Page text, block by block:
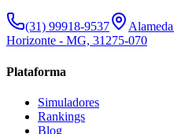
(31) 99918-9537
Horizonte - MG, 31275-070
Plataforma
Simuladores
Rankings
Blog